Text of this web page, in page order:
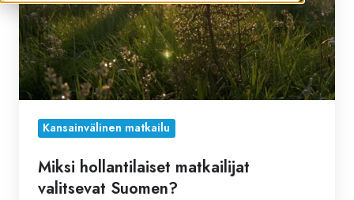
Kansainvälinen matkailu
Miksi hollantilaiset matkailijat
valitsevat Suomen?